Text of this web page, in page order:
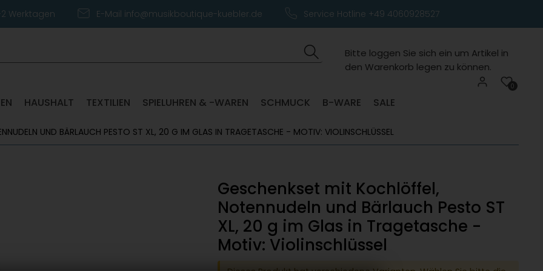
Werktagen E-Mail info@musikboutique-kuebler.de Service Hotline +49 4060928527
Bitte loggen Sie sich ein um Artikel in
den Warenkorb legen zu können.
0
HAUSHALT TEXTILIEN SPIELUHREN & -WAREN SCHMUCK B-WARE SALE
UND BÄRLAUCH PESTO ST XL, 20 G IM GLAS IN TRAGETASCHE - MOTIV: VIOLINSCHLÜSSEL
Geschenkset mit Kochlöffel,
Notennudeln und Bärlauch Pesto ST
XL, 20 g im Glas in Tragetasche -
Motiv: Violinschlüssel